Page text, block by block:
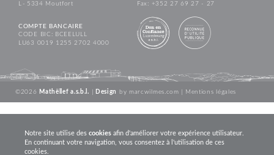
L - 5334 Moutfort
Fax: +352 27 69 27 - 27
COMPTE BANCAIRE
CODE BIC: BCEELULL
LU63 0019 1255 2702 4000
©2026 Mathëllef a.s.b.l. Design by marcwilmes.com Mentions légales
Notre site utilise des cookies afin d'améliorer votre expérience utilisateur.
En continuant votre navigation, vous consentez à l'utilisation de ces
cookies.